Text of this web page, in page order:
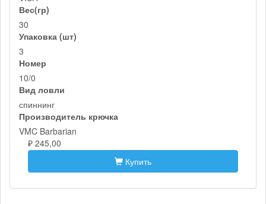
Вес(гр)
30
Упаковка (шт)
3
Номер
10/0
Вид ловли
спиннинг
Производитель крючка
VMC Barbarian
₽ 245,00
Купить